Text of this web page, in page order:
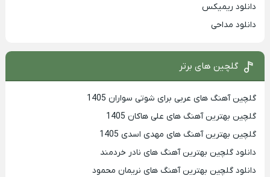
دانلود ریمیکس
دانلود مداحی
گلچین های برتر
گلچین آهنگ های عربی برای شوتی سواران 1405
گلچین بهترين آهنگ های علی هاکان 1405
گلچین بهترین آهنگ های مهدی اسدی 1405
دانلود گلچین بهترین آهنگ های نادر خردمند
دانلود گلچین بهترین آهنگ های نریمان محمود